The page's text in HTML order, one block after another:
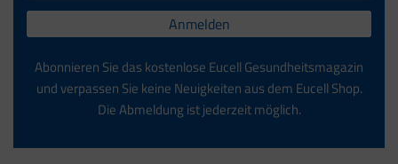
Anmelden
Abonnieren Sie das kostenlose Eucell Gesundheitsmagazin
und verpassen Sie keine Neuigkeiten aus dem Eucell Shop.
Die Abmeldung ist jederzeit möglich.